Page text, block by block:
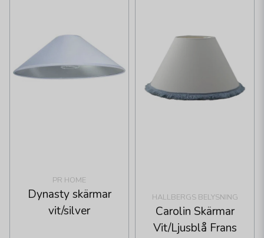
PR HOME
Dynasty skärmar
vit/silver
HALLBERGS BELYSNING
Carolin Skärmar
Vit/Ljusblå Frans